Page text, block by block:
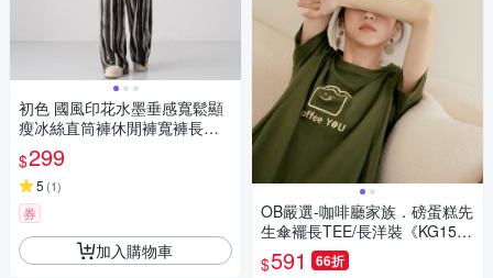
初色 國風印花水墨垂感寬鬆顯
瘦冰絲直筒褲休閒褲寬褲長褲-
共2色-37478(M/L可選)
$299
5 (1)
券
加入購物車
OB嚴選-咖啡廳家族．磅蛋糕先
生傘襬長TEE/長洋裝《KG1569
-》
$591 66折